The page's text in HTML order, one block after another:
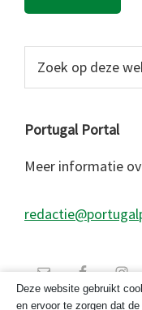
website
Portugal Portal
Meer informatie
Deze website gebruikt
en ervoor te zorgen dat